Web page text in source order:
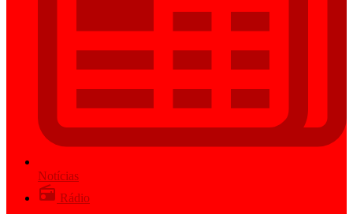
Notícias
Rádio